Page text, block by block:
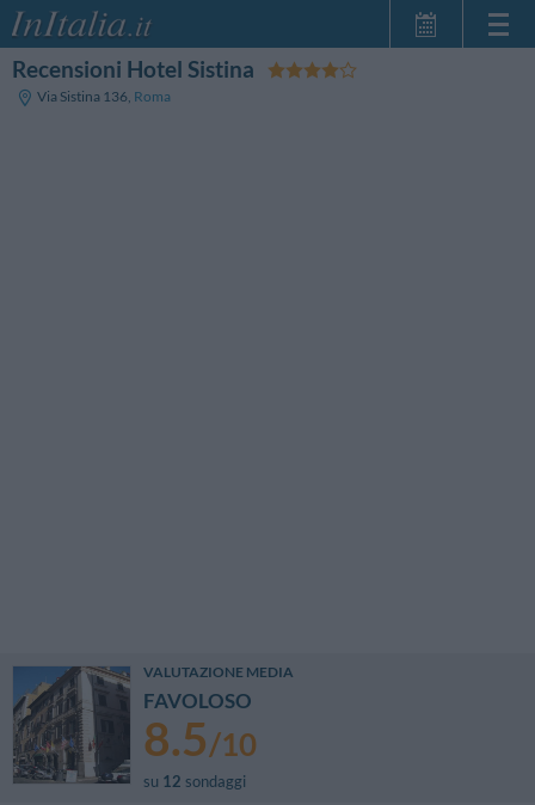
Recensioni Hotel Sistina
Via Sistina 136, Roma
VALUTAZIONE MEDIA
FAVOLOSO
8.5/10
su 12 sondaggi